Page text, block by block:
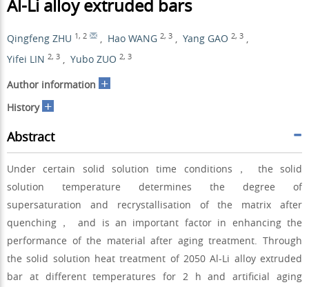
Al-Li alloy extruded bars
Qingfeng ZHU 1, 2 , Hao WANG 2, 3 , Yang GAO 2, 3 ,
Yifei LIN 2, 3 , Yubo ZUO 2, 3
Author information +
History +
Abstract
Under certain solid solution time conditions， the solid
solution temperature determines the degree of
supersaturation and recrystallisation of the matrix after
quenching， and is an important factor in enhancing the
performance of the material after aging treatment. Through
the solid solution heat treatment of 2050 Al-Li alloy extruded
bar at different temperatures for 2 h and artificial aging